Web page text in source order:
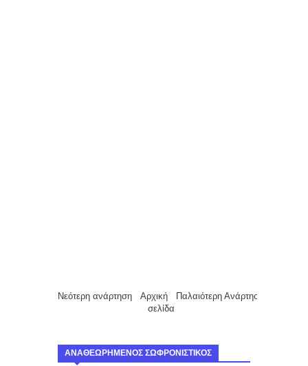
Νεότερη ανάρτηση Παλαιότερη Ανάρτηση
Αρχική
σελίδα
ΑΝΑΘΕΩΡΗΜΕΝΟΣ ΣΩΦΡΟΝΙΣΤΙΚΟΣ